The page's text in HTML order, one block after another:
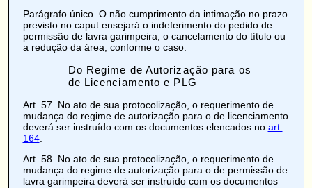
Parágrafo único. O não cumprimento da intimação no prazo
previsto no caput ensejará o indeferimento do pedido de
permissão de lavra garimpeira, o cancelamento do título ou
a redução da área, conforme o caso.
Do Regime de Autorização para os
de Licenciamento e PLG
Art. 57 . No ato de sua protocolização, o requerimento de
mudança do regime de autorização para o de licenciamento
deverá ser instruído com os documentos elencados no art.
164.
Art. 58. No ato de sua protocolização, o requerimento de
mudança do regime de autorização para o de permissão de
lavra garimpeira deverá ser instruído com os documentos